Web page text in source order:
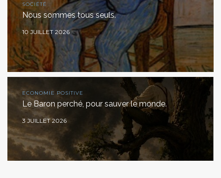
SOCIÉTÉ
Nous sommes tous seuls.
10 JUILLET 2026
ECONOMIE POSITIVE
Le Baron perché, pour sauver le monde.
3 JUILLET 2026